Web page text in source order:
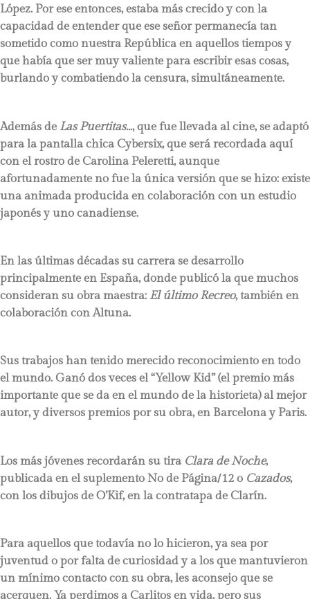
López. Por ese entonces, estaba más crecido y con la
capacidad de entender que ese señor permanecía tan
sometido como nuestra República en aquellos tiempos y
que había que ser muy valiente para escribir esas cosas,
burlando y combatiendo la censura, simultáneamente.
Además de Las Puertitas..., que fue llevada al cine, se adaptó
para la pantalla chica Cybersix, que será recordada aquí
con el rostro de Carolina Peleretti, aunque
afortunadamente no fue la única versión que se hizo: existe
una animada producida en colaboración con un estudio
japonés y uno canadiense.
En las últimas décadas su carrera se desarrollo
principalmente en España, donde publicó la que muchos
consideran su obra maestra: El último Recreo, también en
colaboración con Altuna.
Sus trabajos han tenido merecido reconocimiento en todo
el mundo. Ganó dos veces el “Yellow Kid” (el premio más
importante que se da en el mundo de la historieta) al mejor
autor, y diversos premios por su obra, en Barcelona y Paris.
Los más jóvenes recordarán su tira Clara de Noche,
publicada en el suplemento No de Página/12 o Cazados,
con los dibujos de O’Kif, en la contratapa de Clarín.
Para aquellos que todavía no lo hicieron, ya sea por
juventud o por falta de curiosidad y a los que mantuvieron
un mínimo contacto con su obra, les aconsejo que se
acerquen. Ya perdimos a Carlitos en vida, pero sus